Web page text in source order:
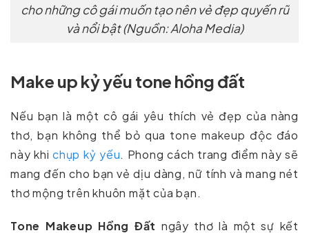
cho những cô gái muốn tạo nên vẻ đẹp quyến rũ
và nổi bật (Nguồn: Aloha Media)
Make up kỷ yếu tone hồng đất
Nếu bạn là một cô gái yêu thích vẻ đẹp của nàng
thơ, bạn không thể bỏ qua tone makeup độc đáo
này khi chụp kỷ yếu. Phong cách trang điểm này sẽ
mang đến cho bạn vẻ dịu dàng, nữ tính và mang nét
thơ mộng trên khuôn mặt của bạn.
Tone Makeup Hồng Đất ngây thơ là một sự kết